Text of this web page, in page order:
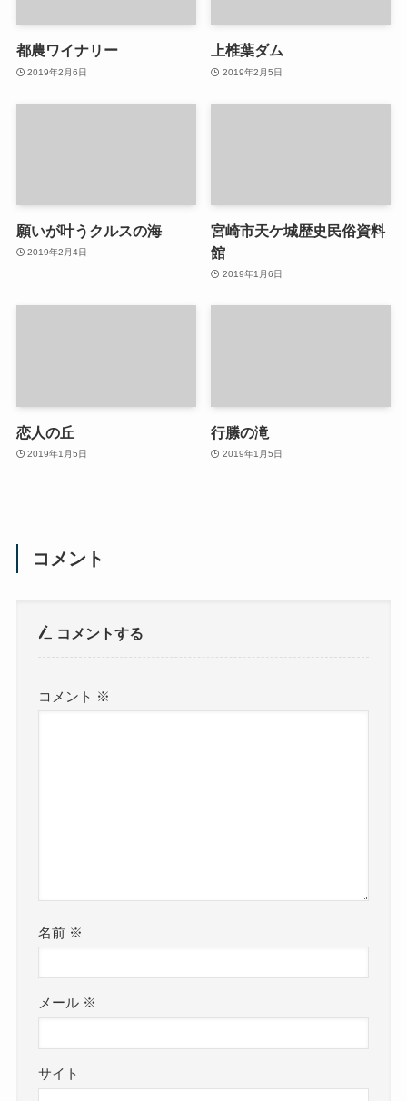
都農ワイナリー
2019年2月6日
上椎葉ダム
2019年2月5日
願いが叶うクルスの海
2019年2月4日
宮崎市天ケ城歴史民俗資料
館
2019年1月6日
恋人の丘
2019年1月5日
行縢の滝
2019年1月5日
コメント
コメントする
コメント ※
名前 ※
メール ※
サイト